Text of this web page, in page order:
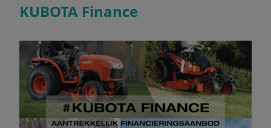
KUBOTA Finance